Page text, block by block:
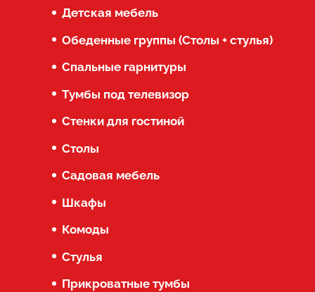
Детская мебель
Обеденные группы (Столы + стулья)
Спальные гарнитуры
Тумбы под телевизор
Стенки для гостиной
Столы
Садовая мебель
Шкафы
Комоды
Стулья
Прикроватные тумбы